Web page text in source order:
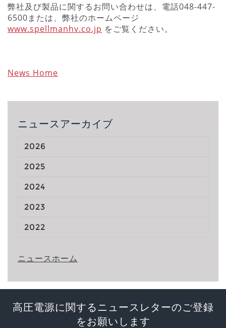
弊社及び製品に関するお問い合わせは、電話048-447-
6500または、弊社のホームページ
www.spellmanhv.co.jp をご覧ください。
News Home
ニュースアーカイブ
2026
2025
2024
2023
2022
ニュースホーム
高圧電源に関するニュースレターのご登録
をお願いします